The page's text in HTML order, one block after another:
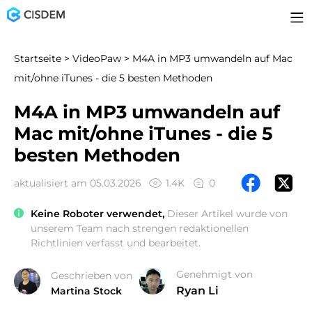
Startseite > VideoPaw > M4A in MP3 umwandeln auf Mac
mit/ohne iTunes - die 5 besten Methoden
M4A in MP3 umwandeln auf
Mac mit/ohne iTunes - die 5
besten Methoden
aktualisiert am 05.03.2026 1.4K 0
Keine Roboter verwendet, Dieser Artikel wurde von
unserem Team nach strengen redaktionellen
Richtlinien verfasst und bearbeitet.
Geschrieben von
Martina Stock
Genehmigt von
Ryan Li